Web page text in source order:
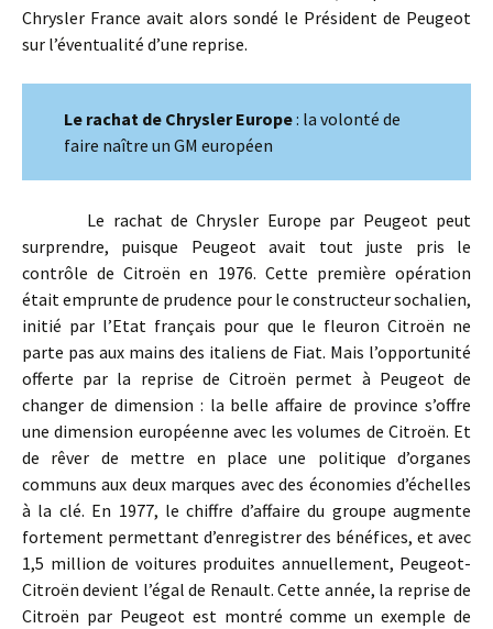
Chrysler France avait alors sondé le Président de Peugeot
sur l’éventualité d’une reprise.
Le rachat de Chrysler Europe: la volonté de
faire naître un GM européen
Le rachat de Chrysler Europe par Peugeot peut
surprendre, puisque Peugeot avait tout juste pris le
contrôle de Citroën en 1976. Cette première opération
était emprunte de prudence pour le constructeur sochalien,
initié par l’Etat français pour que le fleuron Citroën ne
parte pas aux mains des italiens de Fiat. Mais l’opportunité
offerte par la reprise de Citroën permet à Peugeot de
changer de dimension : la belle affaire de province s’offre
une dimension européenne avec les volumes de Citroën. Et
de rêver de mettre en place une politique d’organes
communs aux deux marques avec des économies d’échelles
à la clé. En 1977, le chiffre d’affaire du groupe augmente
fortement permettant d’enregistrer des bénéfices, et avec
1,5 million de voitures produites annuellement, Peugeot-
Citroën devient l’égal de Renault. Cette année, la reprise de
Citroën par Peugeot est montré comme un exemple de